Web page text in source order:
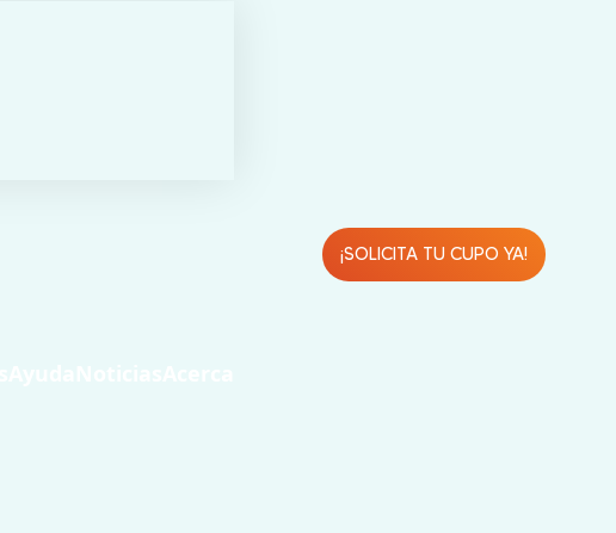
¡SOLICITA TU CUPO YA!